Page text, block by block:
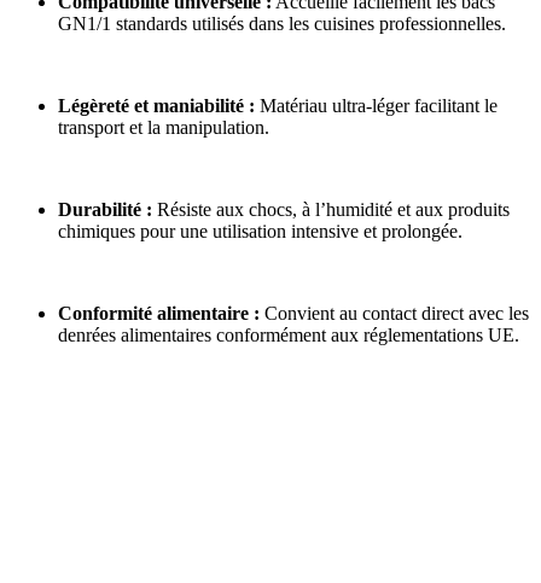
GN1/1 standards utilisés dans les cuisines professionnelles.
Légèreté et maniabilité : Matériau ultra-léger facilitant le
transport et la manipulation.
Durabilité : Résiste aux chocs, à l’humidité et aux produits
chimiques pour une utilisation intensive et prolongée.
Conformité alimentaire : Convient au contact direct avec les
denrées alimentaires conformément aux réglementations UE.